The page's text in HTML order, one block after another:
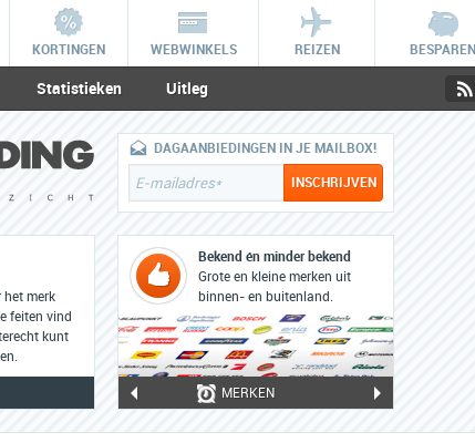
KORTINGEN WEBWINKELS REIZEN BESPAREN
Statistieken Uitleg
het merk
feiten vind
kunt
DAGAANBIEDINGEN IN JE MAILBOX!
Bekend én minder bekend
Grote en kleine merken uit
binnen- en buitenland.
MERKEN